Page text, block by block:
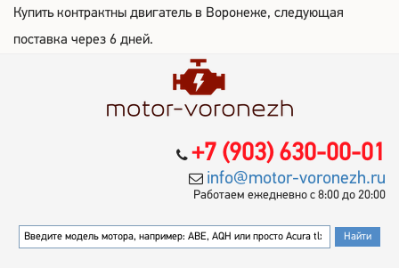
Купить контрактны двигатель в Воронеже, следующая
поставка через 6 дней.
+7 (903) 630-00-01
info@motor-voronezh.ru
Работаем ежедневно с 8:00 до 20:00